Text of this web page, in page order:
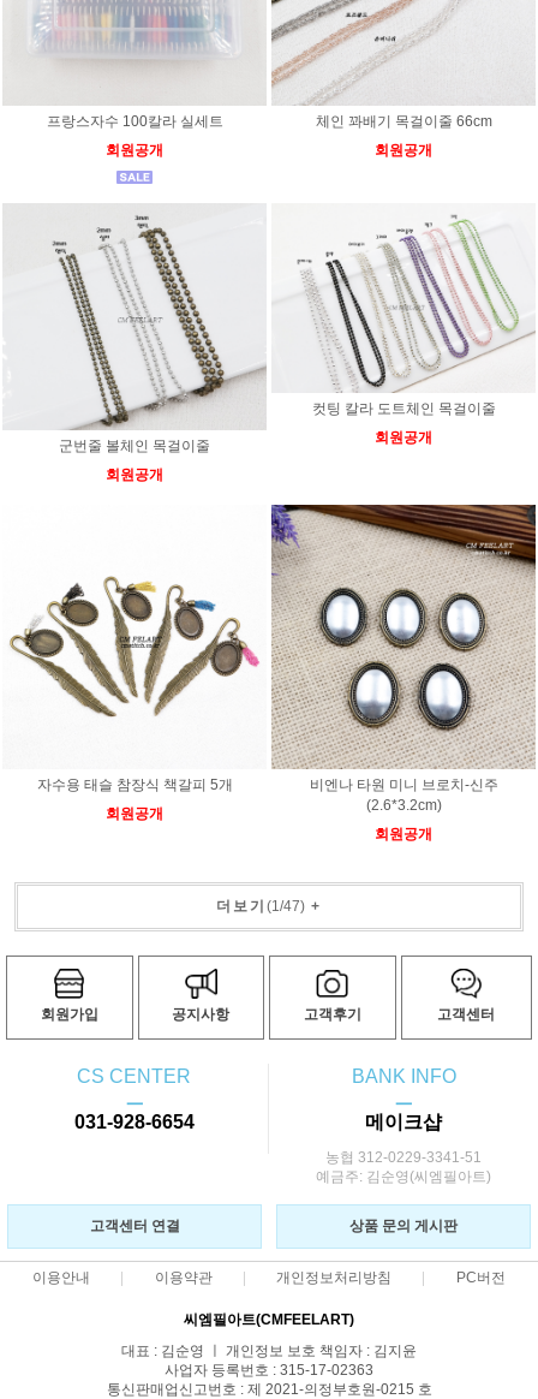
프랑스자수 100칼라 실세트
회원공개
체인 꽈배기 목걸이줄 66cm
회원공개
군번줄 볼체인 목걸이줄
회원공개
컷팅 칼라 도트체인 목걸이줄
회원공개
자수용 태슬 참장식 책갈피 5개
회원공개
비엔나 타원 미니 브로치-신주
(2.6*3.2cm)
회원공개
더보기 (1/47) +
회원가입 공지사항 고객후기 고객센터
CS CENTER
ㅡ
031-928-6654
BANK INFO
ㅡ
메이크샵
농협 312-0229-3341-51
예금주: 김순영(씨엠필아트)
고객센터 연결 상품 문의 게시판
이용안내 이용약관 개인정보처리방침 PC버전
씨엠필아트(CMFEELART)
대표 : 김순영 ㅣ 개인정보 보호 책임자 : 김지윤
사업자 등록번호 : 315-17-02363
통신판매업신고번호 : 제 2021-의정부호원-0215 호